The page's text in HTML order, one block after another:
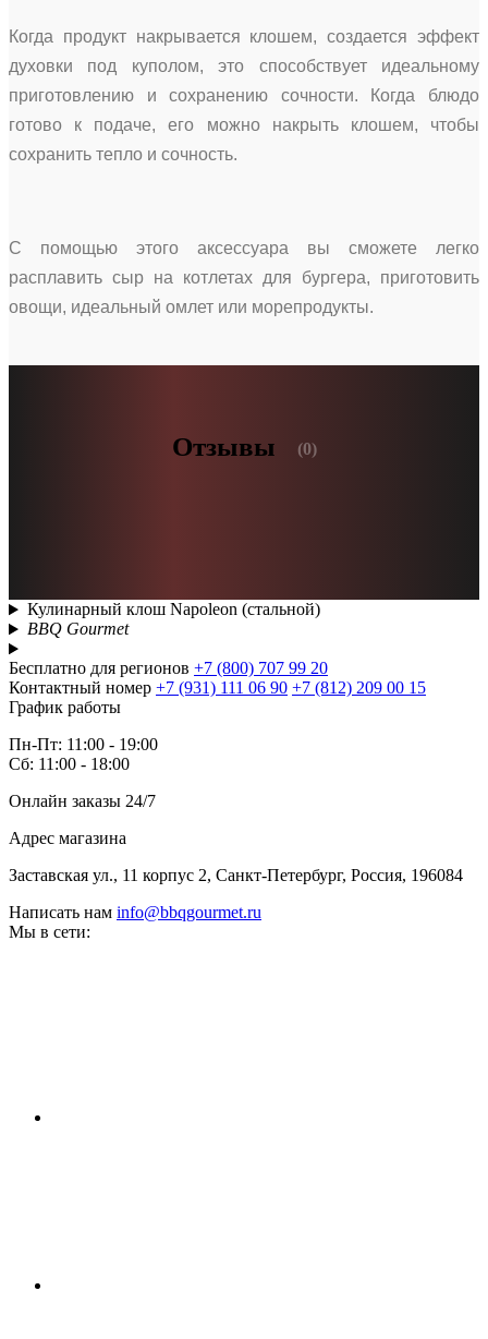
Когда продукт накрывается клошем, создается эффект
духовки под куполом, это способствует идеальному
приготовлению и сохранению сочности. Когда блюдо
готово к подаче, его можно накрыть клошем, чтобы
сохранить тепло и сочность.
С помощью этого аксессуара вы сможете легко
расплавить сыр на котлетах для бургера, приготовить
овощи, идеальный омлет или морепродукты.
Отзывы (0)
Кулинарный клош Napoleon (стальной)
BBQ Gourmet
Бесплатно для регионов +7 (800) 707 99 20
Контактный номер +7 (931) 111 06 90 +7 (812) 209 00 15
График работы
Пн-Пт: 11:00 - 19:00
Сб: 11:00 - 18:00
Онлайн заказы 24/7
Адрес магазина
Заставская ул., 11 корпус 2, Санкт-Петербург, Россия, 196084
Написать нам info@bbqgourmet.ru
Мы в сети: